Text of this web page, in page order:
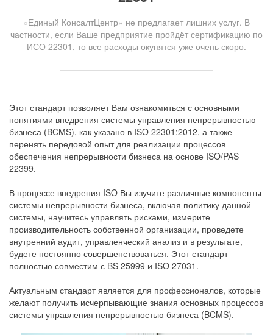
«Единый КонсалтЦентр» не предлагает лишних услуг. В
частности, если Ваше предприятие пройдёт сертификацию по
ИСО 22301, то все расходы окупятся уже очень скоро.
Этот стандарт позволяет Вам ознакомиться с основными
понятиями внедрения системы управления непрерывностью
бизнеса (BCMS), как указано в ISO 22301:2012, а также
перенять передовой опыт для реализации процессов
обеспечения непрерывности бизнеса на основе ISO/PAS
22399.
В процессе внедрения ISO Вы изучите различные компоненты
системы непрерывности бизнеса, включая политику данной
системы, научитесь управлять рисками, измерите
производительность собственной организации, проведете
внутренний аудит, управленческий анализ и в результате,
будете постоянно совершенствоваться. Этот стандарт
полностью совместим с BS 25999 и ISO 27031.
Актуальным стандарт является для профессионалов, которые
желают получить исчерпывающие знания основных процессов
системы управления непрерывностью бизнеса (BCMS).